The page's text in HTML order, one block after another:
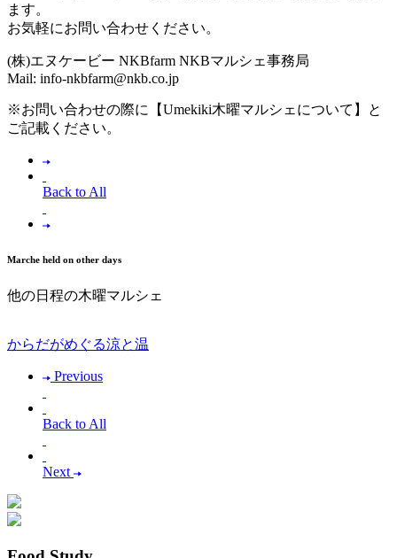
ます。
お気軽にお問い合わせください。
(株)エヌケービー NKBfarm NKBマルシェ事務局
Mail: info-nkbfarm@nkb.co.jp
※お問い合わせの際に【Umekiki木曜マルシェについて】と
ご記載ください。
Back to All
Marche held on other days
他の日程の木曜マルシェ
からだがめぐる涼と温
Previous
Back to All
Next